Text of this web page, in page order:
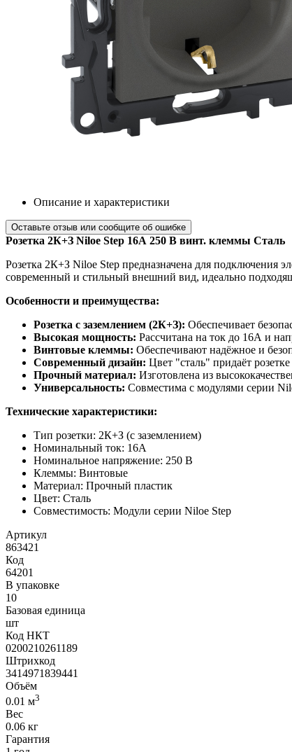
Описание и характеристики
Оставьте отзыв или сообщите об ошибке
Розетка 2К+З Niloe Step 16А 250 В винт. клеммы Сталь
Розетка 2К+З Niloe Step предназначена для подключения
современный и стильный внешний вид, идеально
Особенности и преимущества:
Розетка с заземлением (2К+З): Обеспечивает
Высокая мощность: Рассчитана на ток до 16А и
Винтовые клеммы: Обеспечивают надёжное и
Современный дизайн: Цвет "сталь" придаёт
Прочный материал: Изготовлена из
Универсальность: Совместима с модулями серии
Технические характеристики:
Тип розетки: 2К+З (с заземлением)
Номинальный ток: 16А
Номинальное напряжение: 250 В
Клеммы: Винтовые
Материал: Прочный пластик
Цвет: Сталь
Совместимость: Модули серии Niloe Step
Артикул
863421
Код
64201
В упаковке
10
Базовая единица
шт
Код НКТ
0200210261189
Штрихкод
3414971839441
Объём
0.01 м3
Вес
0.06 кг
Гарантия